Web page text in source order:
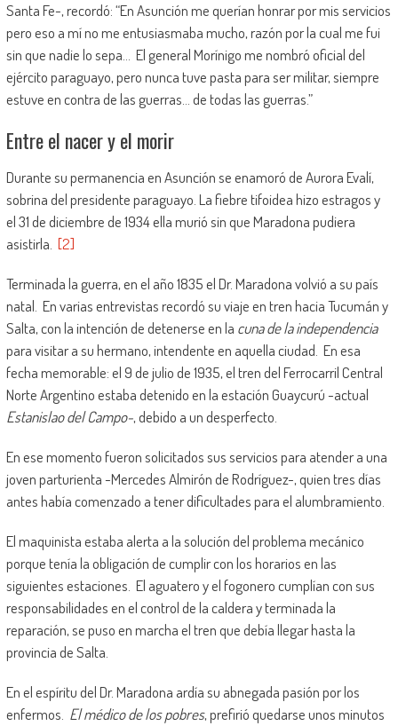
Santa Fe-, recordó: “En Asunción me querían honrar por mis servicios
pero eso a mí no me entusiasmaba mucho, razón por la cual me fui
sin que nadie lo sepa… El general Morínigo me nombró oficial del
ejército paraguayo, pero nunca tuve pasta para ser militar, siempre
estuve en contra de las guerras… de todas las guerras.”
Entre el nacer y el morir
Durante su permanencia en Asunción se enamoró de Aurora Evalí,
sobrina del presidente paraguayo. La fiebre tifoidea hizo estragos y
el 31 de diciembre de 1934 ella murió sin que Maradona pudiera
asistirla. [2]
Terminada la guerra, en el año 1835 el Dr. Maradona volvió a su país
natal. En varias entrevistas recordó su viaje en tren hacia Tucumán y
Salta, con la intención de detenerse en la cuna de la independencia
para visitar a su hermano, intendente en aquella ciudad. En esa
fecha memorable: el 9 de julio de 1935, el tren del Ferrocarril Central
Norte Argentino estaba detenido en la estación Guaycurú -actual
Estanislao del Campo-, debido a un desperfecto.
En ese momento fueron solicitados sus servicios para atender a una
joven parturienta -Mercedes Almirón de Rodríguez-, quien tres días
antes había comenzado a tener dificultades para el alumbramiento.
El maquinista estaba alerta a la solución del problema mecánico
porque tenía la obligación de cumplir con los horarios en las
siguientes estaciones. El aguatero y el fogonero cumplían con sus
responsabilidades en el control de la caldera y terminada la
reparación, se puso en marcha el tren que debía llegar hasta la
provincia de Salta.
En el espíritu del Dr. Maradona ardía su abnegada pasión por los
enfermos. El médico de los pobres, prefirió quedarse unos minutos